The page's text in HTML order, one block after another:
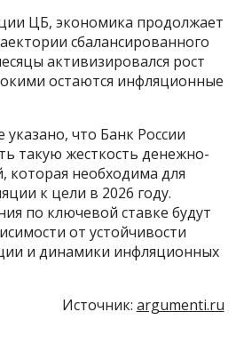
ЦБ, экономика продолжает
сбалансированного
активизировался рост
остаются инфляционные
что Банк России
такую жесткость денежно-
которая необходима для
к цели в 2026 году.
по ключевой ставке будут
от устойчивости
и динамики инфляционных
Источник: argumenti.ru